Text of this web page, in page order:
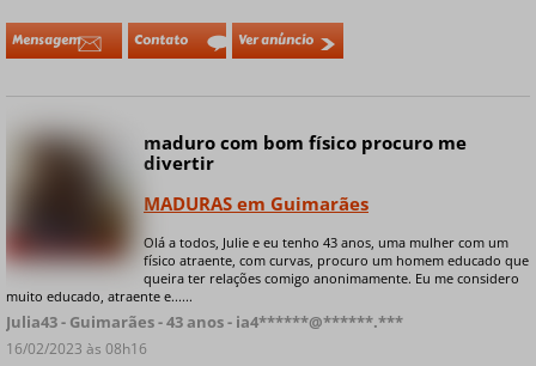
Mensagem Contato Ver anúncio
+ 5 fotos privadas
maduro com bom físico procuro me
divertir
MADURAS em Guimarães
Olá a todos, Julie e eu tenho 43 anos, uma mulher com um
físico atraente, com curvas, procuro um homem educado que
queira ter relações comigo anonimamente. Eu me considero
muito educado, atraente e......
Julia43 - Guimarães - 43 anos - ia4******@******.***
16/02/2023 às 08h16